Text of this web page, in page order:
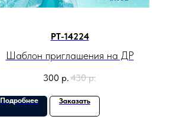
PT-14224
Шаблон приглашения на ДР
300 р. 430 р.
Подробнее Заказать